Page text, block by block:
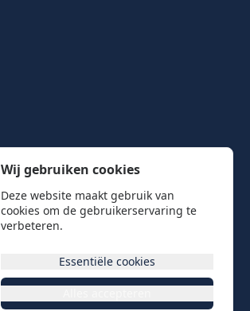
Wij gebruiken cookies
Deze website maakt gebruik van
cookies om de gebruikerservaring te
verbeteren.
Essentiële cookies